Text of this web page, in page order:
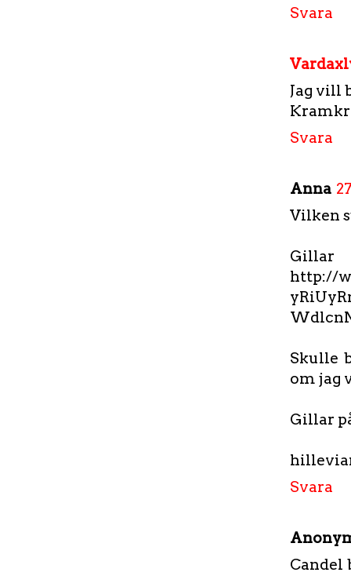
Svara
Jag vill
Svara
Anna
Vilken
http://
Skulle
om jag
Gillar
Svara
Candel